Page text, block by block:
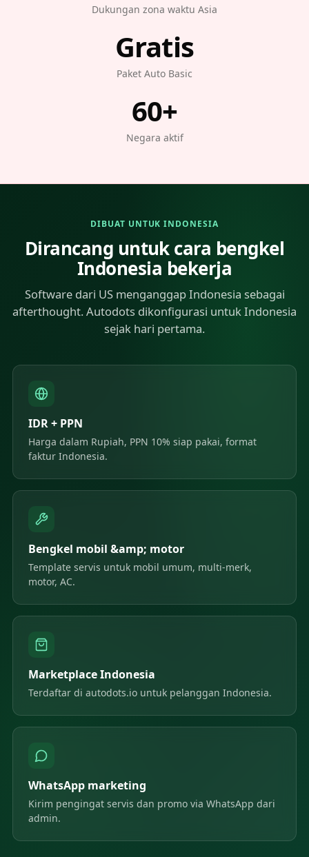
Dukungan zona waktu Asia
Gratis
Paket Auto Basic
60+
Negara aktif
DIBUAT UNTUK INDONESIA
Dirancang untuk cara bengkel
Indonesia bekerja
Software dari US menganggap Indonesia sebagai
afterthought. Autodots dikonfigurasi untuk Indonesia
sejak hari pertama.
IDR + PPN
Harga dalam Rupiah, PPN 10% siap pakai, format
faktur Indonesia.
Bengkel mobil &amp; motor
Template servis untuk mobil umum, multi-merk,
motor, AC.
Marketplace Indonesia
Terdaftar di autodots.io untuk pelanggan Indonesia.
WhatsApp marketing
Kirim pengingat servis dan promo via WhatsApp dari
admin.